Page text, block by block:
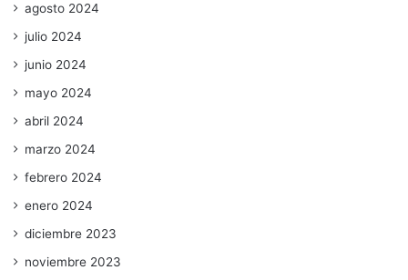
agosto 2024
julio 2024
junio 2024
mayo 2024
abril 2024
marzo 2024
febrero 2024
enero 2024
diciembre 2023
noviembre 2023